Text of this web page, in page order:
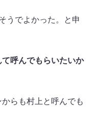
うでよかった。と申
呼んでもらいたいか
らも村上と呼んでも